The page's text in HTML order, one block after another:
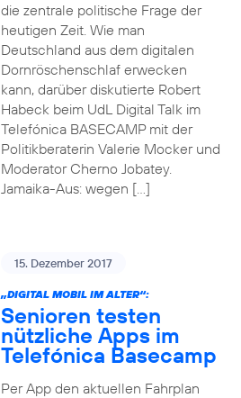
die zentrale politische Frage der
heutigen Zeit. Wie man
Deutschland aus dem digitalen
Dornröschenschlaf erwecken
kann, darüber diskutierte Robert
Habeck beim UdL Digital Talk im
Telefónica BASECAMP mit der
Politikberaterin Valerie Mocker und
Moderator Cherno Jobatey.
Jamaika-Aus: wegen […]
15. Dezember 2017
„DIGITAL MOBIL IM ALTER“:
Senioren testen
nützliche Apps im
Telefónica Basecamp
Per App den aktuellen Fahrplan